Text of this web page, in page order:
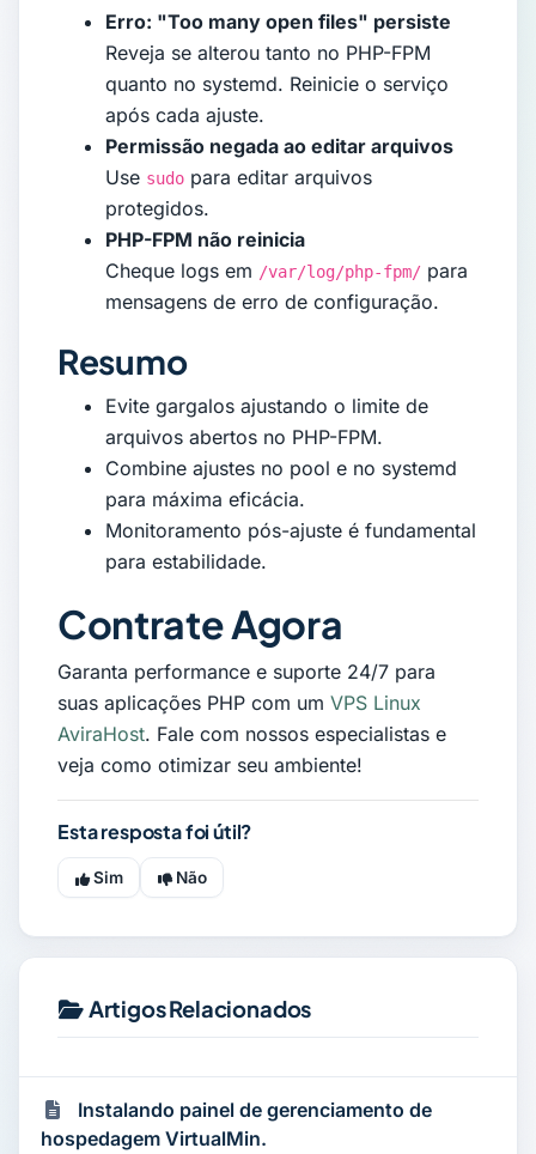
Erro: "Too many open files" persiste
Reveja se alterou tanto no PHP-FPM
quanto no systemd. Reinicie o serviço
após cada ajuste.
Permissão negada ao editar arquivos
Use sudo para editar arquivos
protegidos.
PHP-FPM não reinicia
Cheque logs em /var/log/php-fpm/ para
mensagens de erro de configuração.
Resumo
Evite gargalos ajustando o limite de
arquivos abertos no PHP-FPM.
Combine ajustes no pool e no systemd
para máxima eficácia.
Monitoramento pós-ajuste é fundamental
para estabilidade.
Contrate Agora
Garanta performance e suporte 24/7 para
suas aplicações PHP com um VPS Linux
AviraHost. Fale com nossos especialistas e
veja como otimizar seu ambiente!
Esta resposta foi útil?
Sim Não
Artigos Relacionados
Instalando painel de gerenciamento de
hospedagem VirtualMin.